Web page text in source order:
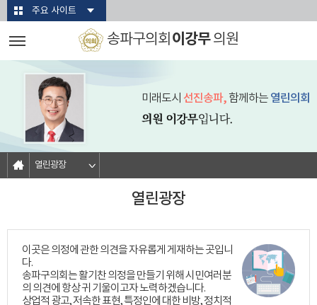
본문바로가기주요 사이트
송파구의회 이강무의원
미래도시 선진송파, 함께하는 열린의회
열린광장
열린광장
이곳은 의정에 관한 의견을 자유롭게 게재하는 곳입니
다.
송파구의회는 활기찬 의정을 만들기 위해 시민여러분
의 의견에 항상 귀 기울이고자 노력하겠습니다.
상업적 광고, 저속한 표현, 특정인에 대한 비방, 정치적